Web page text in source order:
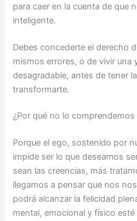
para caer en la cuenta de que
inteligente.
Debes concederte el derecho
mismos errores, o de vivir una
desagradable, antes de tener
transformarte.
¿Por qué no lo
Porque el ego, sostenido por
impide ser lo que deseamos
sean las creencias, más
llegamos a pensar que nos
podrá alcanzar la felicidad
mental, emocional y físico